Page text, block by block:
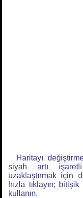
Haritayı
siyah artı
uzaklaştırmak için
hızla tıklayın;
kullanın.